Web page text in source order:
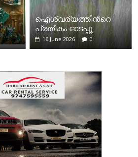
ഐശ്വര്യത്തിന്‍റെ
പ്രതീകം ഓടപ്പൂ
16 June 2026 0